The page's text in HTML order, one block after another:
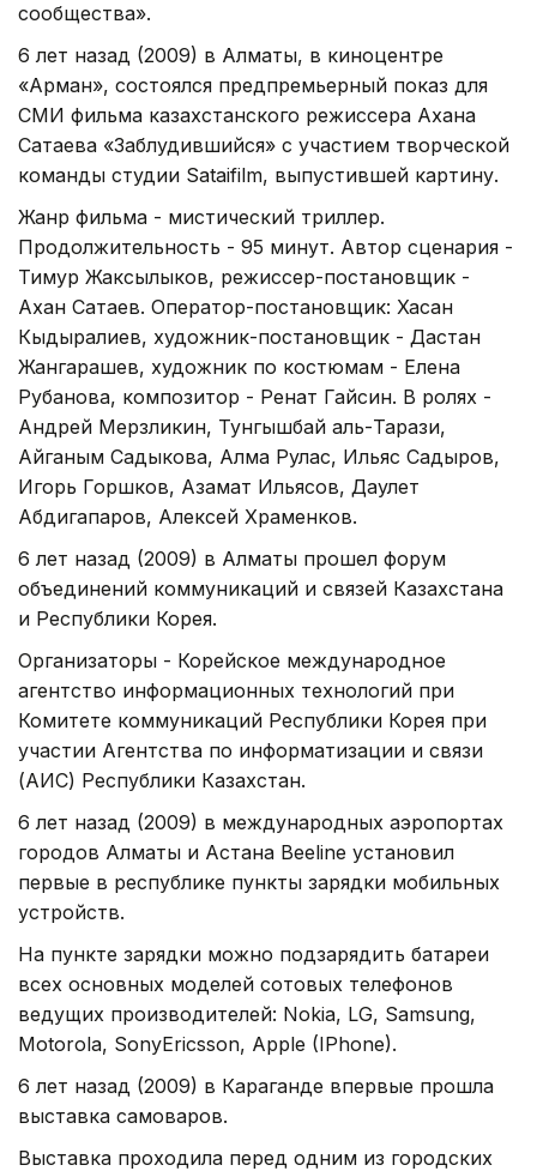
сообщества».
6 лет назад (2009) в Алматы, в киноцентре
«Арман», состоялся предпремьерный показ для
СМИ фильма казахстанского режиссера Ахана
Сатаева «Заблудившийся» с участием творческой
команды студии Sataifilm, выпустившей картину.
Жанр фильма - мистический триллер.
Продолжительность - 95 минут. Автор сценария -
Тимур Жаксылыков, режиссер-постановщик -
Ахан Сатаев. Оператор-постановщик: Хасан
Кыдыралиев, художник-постановщик - Дастан
Жангарашев, художник по костюмам - Елена
Рубанова, композитор - Ренат Гайсин. В ролях -
Андрей Мерзликин, Тунгышбай аль-Тарази,
Айганым Садыкова, Алма Рулас, Ильяс Садыров,
Игорь Горшков, Азамат Ильясов, Даулет
Абдигапаров, Алексей Храменков.
6 лет назад (2009) в Алматы прошел форум
объединений коммуникаций и связей Казахстана
и Республики Корея.
Организаторы - Корейское международное
агентство информационных технологий при
Комитете коммуникаций Республики Корея при
участии Агентства по информатизации и связи
(АИС) Республики Казахстан.
6 лет назад (2009) в международных аэропортах
городов Алматы и Астана Beeline установил
первые в республике пункты зарядки мобильных
устройств.
На пункте зарядки можно подзарядить батареи
всех основных моделей сотовых телефонов
ведущих производителей: Nokia, LG, Samsung,
Motorola, SonyEricsson, Apple (IPhone).
6 лет назад (2009) в Караганде впервые прошла
выставка самоваров.
Выставка проходила перед одним из городских